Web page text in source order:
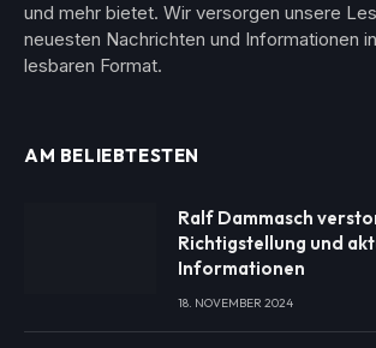
und mehr bietet. Wir versorgen unsere
neuesten Nachrichten und Informationen
lesbaren Format.
AM BELIEBTESTEN
Ralf Dammasch
Richtigstellung und
Informationen
18. NOVEMBER 2024